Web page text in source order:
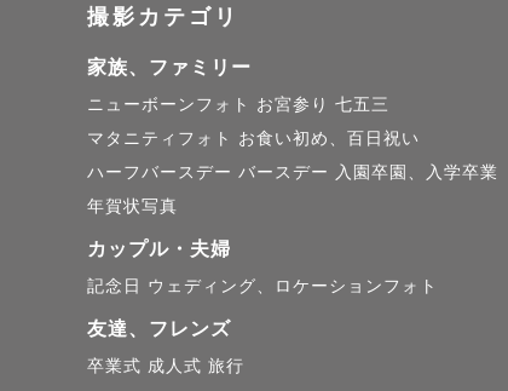
撮影カテゴリ
家族、ファミリー
ニューボーンフォト お宮参り 七五三
マタニティフォト
お食い初め、百日祝い
ハーフバースデー バースデー
入園卒園、入学卒業
年賀状写真
カップル・夫婦
記念日 ウェディング、ロケーションフォト
友達、フレンズ
卒業式 成人式 旅行